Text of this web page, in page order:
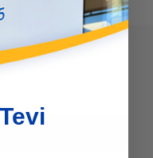
no produktiem?